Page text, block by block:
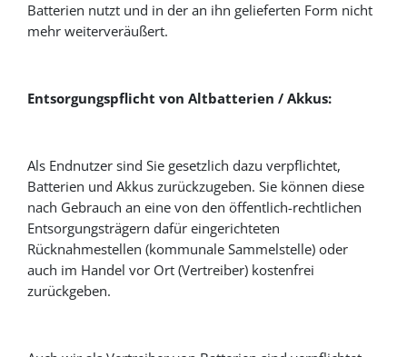
Batterien nutzt und in der an ihn gelieferten Form nicht
mehr weiterveräußert.
Entsorgungspflicht von Altbatterien / Akkus:
Als Endnutzer sind Sie gesetzlich dazu verpflichtet,
Batterien und Akkus zurückzugeben. Sie können diese
nach Gebrauch an eine von den öffentlich-rechtlichen
Entsorgungsträgern dafür eingerichteten
Rücknahmestellen (kommunale Sammelstelle) oder
auch im Handel vor Ort (Vertreiber) kostenfrei
zurückgeben.